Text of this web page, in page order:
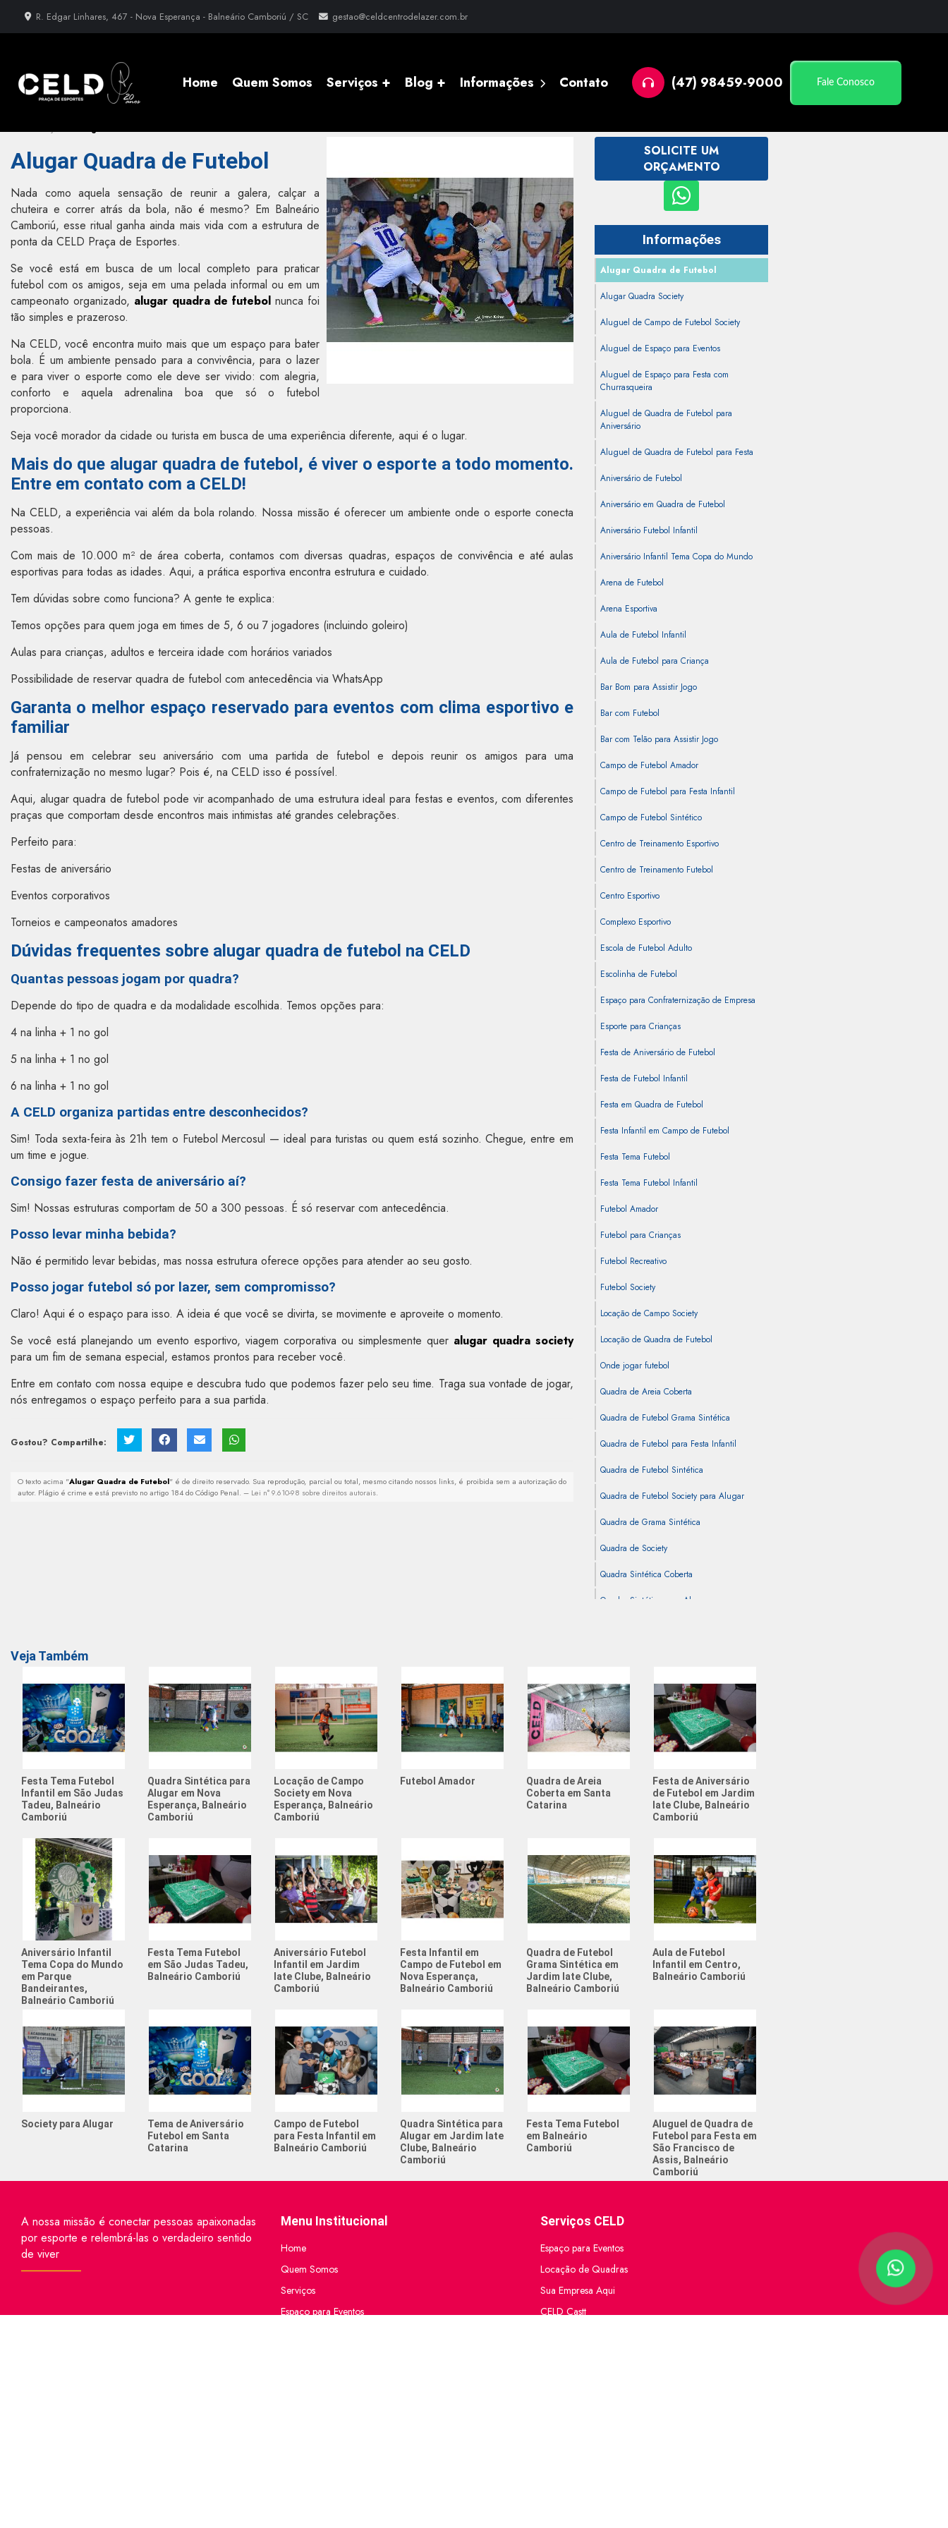
R. Edgar Linhares, 467 - Nova Esperança - Balneário Camboriú / SC gestao@celdcentrodelazer.com.br
Home Quem Somos Serviços + Blog + Informações Contato (47) 98459-9000 Fale Conosco
Alugar Quadra de Futebol
Nada como aquela sensação de reunir a galera, calçar a
chuteira e correr atrás da bola, não é mesmo? Em Balneário
Camboriú, esse ritual ganha ainda mais vida com a estrutura de
ponta da CELD Praça de Esportes.
Se você está em busca de um local completo para praticar
futebol com os amigos, seja em uma pelada informal ou em um
campeonato organizado, alugar quadra de futebol nunca foi
tão simples e prazeroso.
Na CELD, você encontra muito mais que um espaço para bater
bola. É um ambiente pensado para a convivência, para o lazer
e para viver o esporte como ele deve ser vivido: com alegria,
conforto e aquela adrenalina boa que só o futebol
proporciona.
Seja você morador da cidade ou turista em busca de uma experiência diferente, aqui é o lugar.
Mais do que alugar quadra de futebol, é viver o esporte a todo momento.
Entre em contato com a CELD!
Na CELD, a experiência vai além da bola rolando. Nossa missão é oferecer um ambiente onde o esporte conecta
pessoas.
Com mais de 10.000 m² de área coberta, contamos com diversas quadras, espaços de convivência e até aulas
esportivas para todas as idades. Aqui, a prática esportiva encontra estrutura e cuidado.
Tem dúvidas sobre como funciona? A gente te explica:
Temos opções para quem joga em times de 5, 6 ou 7 jogadores (incluindo goleiro)
Aulas para crianças, adultos e terceira idade com horários variados
Possibilidade de reservar quadra de futebol com antecedência via WhatsApp
Garanta o melhor espaço reservado para eventos com clima esportivo e
familiar
Já pensou em celebrar seu aniversário com uma partida de futebol e depois reunir os amigos para uma
confraternização no mesmo lugar? Pois é, na CELD isso é possível.
Aqui, alugar quadra de futebol pode vir acompanhado de uma estrutura ideal para festas e eventos, com diferentes
praças que comportam desde encontros mais intimistas até grandes celebrações.
Perfeito para:
Festas de aniversário
Eventos corporativos
Torneios e campeonatos amadores
Dúvidas frequentes sobre alugar quadra de futebol na CELD
Quantas pessoas jogam por quadra?
Depende do tipo de quadra e da modalidade escolhida. Temos opções para:
4 na linha + 1 no gol
5 na linha + 1 no gol
6 na linha + 1 no gol
A CELD organiza partidas entre desconhecidos?
Sim! Toda sexta-feira às 21h tem o Futebol Mercosul — ideal para turistas ou quem está sozinho. Chegue, entre em
um time e jogue.
Consigo fazer festa de aniversário aí?
Sim! Nossas estruturas comportam de 50 a 300 pessoas. É só reservar com antecedência.
Posso levar minha bebida?
Não é permitido levar bebidas, mas nossa estrutura oferece opções para atender ao seu gosto.
Posso jogar futebol só por lazer, sem compromisso?
Claro! Aqui é o espaço para isso. A ideia é que você se divirta, se movimente e aproveite o momento.
Se você está planejando um evento esportivo, viagem corporativa ou simplesmente quer alugar quadra society
para um fim de semana especial, estamos prontos para receber você.
Entre em contato com nossa equipe e descubra tudo que podemos fazer pelo seu time. Traga sua vontade de jogar,
nós entregamos o espaço perfeito para a sua partida.
Gostou? Compartilhe:
O texto acima "Alugar Quadra de Futebol" é de direito reservado. Sua reprodução, parcial ou total, mesmo citando nossos links, é proibida sem a autorização do
autor. Plágio é crime e está previsto no artigo 184 do Código Penal. – Lei n° 9.610-98 sobre direitos autorais.
SOLICITE UM
ORÇAMENTO
Informações
Alugar Quadra de Futebol
Alugar Quadra Society
Aluguel de Campo de Futebol Society
Aluguel de Espaço para Eventos
Aluguel de Espaço para Festa com
Churrasqueira
Aluguel de Quadra de Futebol para
Aniversário
Aluguel de Quadra de Futebol para Festa
Aniversário de Futebol
Aniversário em Quadra de Futebol
Aniversário Futebol Infantil
Aniversário Infantil Tema Copa do Mundo
Arena de Futebol
Arena Esportiva
Aula de Futebol Infantil
Aula de Futebol para Criança
Bar Bom para Assistir Jogo
Bar com Futebol
Bar com Telão para Assistir Jogo
Campo de Futebol Amador
Campo de Futebol para Festa Infantil
Campo de Futebol Sintético
Centro de Treinamento Esportivo
Centro de Treinamento Futebol
Centro Esportivo
Complexo Esportivo
Escola de Futebol Adulto
Escolinha de Futebol
Espaço para Confraternização de Empresa
Esporte para Crianças
Festa de Aniversário de Futebol
Festa de Futebol Infantil
Festa em Quadra de Futebol
Festa Infantil em Campo de Futebol
Festa Tema Futebol
Festa Tema Futebol Infantil
Futebol Amador
Futebol para Crianças
Futebol Recreativo
Futebol Society
Locação de Campo Society
Locação de Quadra de Futebol
Onde jogar futebol
Quadra de Areia Coberta
Quadra de Futebol Grama Sintética
Quadra de Futebol para Festa Infantil
Quadra de Futebol Sintética
Quadra de Futebol Society para Alugar
Quadra de Grama Sintética
Quadra de Society
Quadra Sintética Coberta
Quadra Sintética para Alugar
Resenha Futebol Society
Society para Alugar
Valor Aluguel Quadra Society
Aniversário com Tema de Futebol
Atividade Física para Crianças
Campeonato de Futebol Amador
Campeonato de Futebol Society
Com quantos anos posso colocar meu filho
no futebol?
Esportes que ajudam na concentração infantil
Festa de Aniversário com Tema Futebol
Futebol e Cerveja
Torneio de Futebol Society
Veja Também
Festa Tema Futebol
Infantil em São Judas
Tadeu, Balneário
Camboriú
Quadra Sintética para
Alugar em Nova
Esperança, Balneário
Camboriú
Locação de Campo
Society em Nova
Esperança, Balneário
Camboriú
Futebol Amador
Quadra de Areia
Coberta em Santa
Catarina
Festa de Aniversário
de Futebol em Jardim
Iate Clube, Balneário
Camboriú
Aniversário Infantil
Tema Copa do Mundo
em Parque
Bandeirantes,
Balneário Camboriú
Festa Tema Futebol
em São Judas Tadeu,
Balneário Camboriú
Aniversário Futebol
Infantil em Jardim
Iate Clube, Balneário
Camboriú
Festa Infantil em
Campo de Futebol em
Nova Esperança,
Balneário Camboriú
Quadra de Futebol
Grama Sintética em
Jardim Iate Clube,
Balneário Camboriú
Aula de Futebol
Infantil em Centro,
Balneário Camboriú
Society para Alugar
Tema de Aniversário
Futebol em Santa
Catarina
Campo de Futebol
para Festa Infantil em
Balneário Camboriú
Quadra Sintética para
Alugar em Jardim Iate
Clube, Balneário
Camboriú
Festa Tema Futebol
em Balneário
Camboriú
Aluguel de Quadra de
Futebol para Festa em
São Francisco de
Assis, Balneário
Camboriú
A nossa missão é conectar pessoas apaixonadas
por esporte e relembrá-las o verdadeiro sentido
de viver
Menu Institucional
Home
Quem Somos
Serviços
Espaço para Eventos
Serviços CELD
Espaço para Eventos
Locação de Quadras
Sua Empresa Aqui
CELD Castt